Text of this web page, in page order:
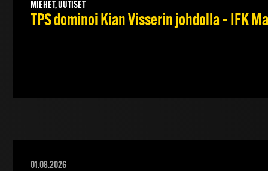
MIEHET, UUTISET
TPS dominoi Kian Visserin johdolla – IFK
01.08.2026